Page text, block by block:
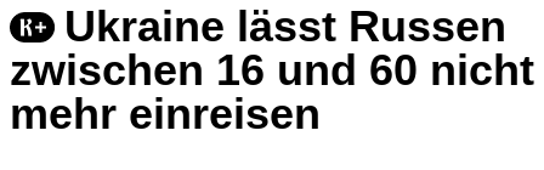
Ukraine lässt Russen
zwischen 16 und 60 nicht
mehr einreisen